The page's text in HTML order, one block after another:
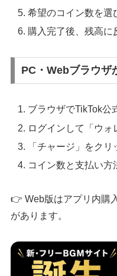
希望のコイン数を選
購入完了後、残高に
PC・Webブラウザ
ブラウザでTikTok公
ログインして「ウォ
「チャージ」をクリ
コイン数と支払い方
👉 Web版はアプリ内購
があります。